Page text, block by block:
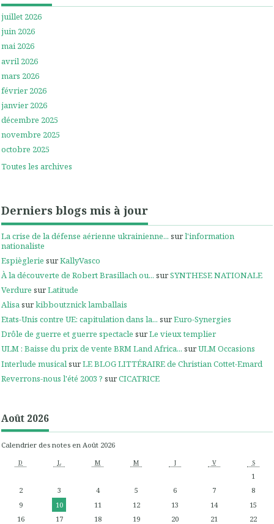
juillet 2026
juin 2026
mai 2026
avril 2026
mars 2026
février 2026
janvier 2026
décembre 2025
novembre 2025
octobre 2025
Toutes les archives
Derniers blogs mis à jour
La crise de la défense aérienne ukrainienne... surl'information
nationaliste
Espièglerie surKallyVasco
À la découverte de Robert Brasillach ou... surSYNTHESE NATIONALE
Verdure surLatitude
Alisasurkibboutznick lamballais
Etats-Unis contre UE: capitulation dans la... surEuro-Synergies
Drôle de guerre et guerre spectacle surLe vieux templier
ULM : Baisse du prix de vente BRM Land Africa... surULM Occasions
Interlude musical surLE BLOG LITTÉRAIRE de Christian Cottet-Emard
Reverrons-nous l'été 2003 ? surCICATRICE
Août 2026
Calendrier des notes en Août 2026
D L M M J V S
1
2
3 4 5 6 7
8
9
10 11 12 13 14
15
16
17 18 19 20 21
22